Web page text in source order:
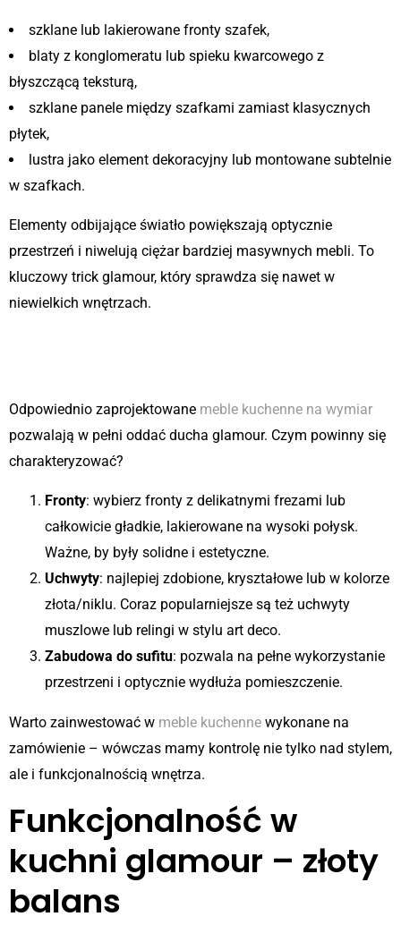
szklane lub lakierowane fronty szafek,
blaty z konglomeratu lub spieku kwarcowego z
błyszczącą teksturą,
szklane panele między szafkami zamiast klasycznych
płytek,
lustra jako element dekoracyjny lub montowane subtelnie
w szafkach.
Elementy odbijające światło powiększają optycznie
przestrzeń i niwelują ciężar bardziej masywnych mebli. To
kluczowy trick glamour, który sprawdza się nawet w
niewielkich wnętrzach.
Odpowiednio zaprojektowane meble kuchenne na wymiar
pozwalają w pełni oddać ducha glamour. Czym powinny się
charakteryzować?
Fronty: wybierz fronty z delikatnymi frezami lub
całkowicie gładkie, lakierowane na wysoki połysk.
Ważne, by były solidne i estetyczne.
Uchwyty: najlepiej zdobione, kryształowe lub w kolorze
złota/niklu. Coraz popularniejsze są też uchwyty
muszlowe lub relingi w stylu art deco.
Zabudowa do sufitu: pozwala na pełne wykorzystanie
przestrzeni i optycznie wydłuża pomieszczenie.
Warto zainwestować w meble kuchenne wykonane na
zamówienie – wówczas mamy kontrolę nie tylko nad stylem,
ale i funkcjonalnością wnętrza.
Funkcjonalność w
kuchni glamour – złoty
balans